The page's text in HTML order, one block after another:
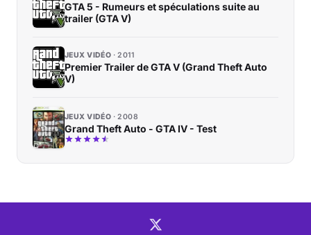
GTA 5 - Rumeurs et spéculations suite au
trailer (GTA V)
JEUX VIDÉO 2011
Premier Trailer de GTA V (Grand Theft Auto
V)
JEUX VIDÉO 2008
Grand Theft Auto - GTA IV - Test